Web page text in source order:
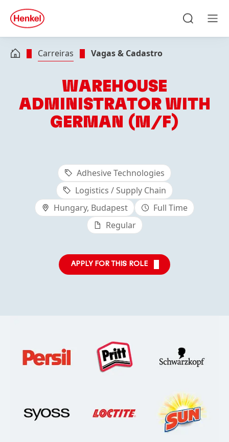
Skip to footer
quick
search
Carreiras Vagas & Cadastro
WAREHOUSE
ADMINISTRATOR WITH
GERMAN (M/F)
Adhesive Technologies
Logistics / Supply Chain
Hungary, Budapest
Full Time
Regular
APPLY FOR THIS ROLE